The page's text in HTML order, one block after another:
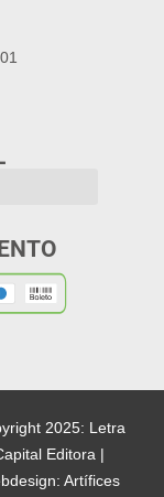
2025: Letra
Editora |
Artífices